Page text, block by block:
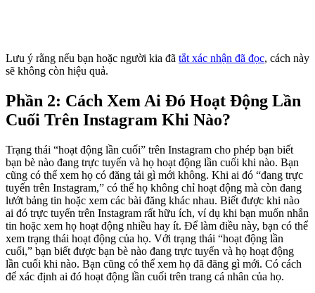
Lưu ý rằng nếu bạn hoặc người kia đã tắt xác nhận đã đọc, cách này
sẽ không còn hiệu quả.
Phần 2: Cách Xem Ai Đó Hoạt Động Lần
Cuối Trên Instagram Khi Nào?
Trạng thái “hoạt động lần cuối” trên Instagram cho phép bạn biết
bạn bè nào đang trực tuyến và họ hoạt động lần cuối khi nào. Bạn
cũng có thể xem họ có đăng tải gì mới không. Khi ai đó “đang trực
tuyến trên Instagram,” có thể họ không chỉ hoạt động mà còn đang
lướt bảng tin hoặc xem các bài đăng khác nhau. Biết được khi nào
ai đó trực tuyến trên Instagram rất hữu ích, ví dụ khi bạn muốn nhắn
tin hoặc xem họ hoạt động nhiều hay ít. Để làm điều này, bạn có thể
xem trạng thái hoạt động của họ. Với trạng thái “hoạt động lần
cuối,” bạn biết được bạn bè nào đang trực tuyến và họ hoạt động
lần cuối khi nào. Bạn cũng có thể xem họ đã đăng gì mới. Có cách
để xác định ai đó hoạt động lần cuối trên trang cá nhân của họ.